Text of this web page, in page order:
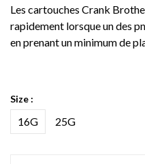
Les cartouches Crank
rapidement lorsque un des
en prenant un minimum de
Size :
16G 25G